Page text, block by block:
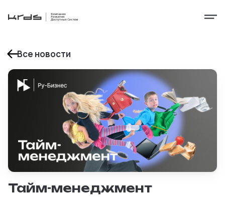
Все новости
Тайм-менеджмент